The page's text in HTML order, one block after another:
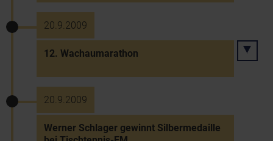
20.9.2009
12. Wachaumarathon
20.9.2009
Werner Schlager gewinnt Silbermedaille